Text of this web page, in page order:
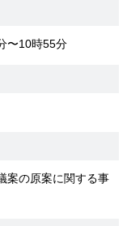
〜10時55分
案の原案に関する事